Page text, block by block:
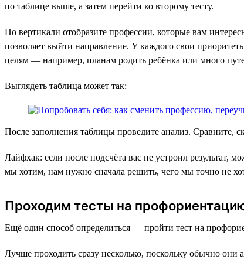
по таблице выше, а затем перейти ко второму тесту.
По вертикали отобразите профессии, которые вам
позволяет выйти направление. У каждого свои
целям — например, планам родить ребёнка или много
Выглядеть таблица может так:
После заполнения таблицы проведите анализ. Сравните,
Лайфхак: если после подсчёта вас не устроил результат,
мы хотим, нам нужно сначала решить, чего мы точно не
Проходим тесты на
Ещё один способ определиться — пройти тест на
Лучше проходить сразу несколько, поскольку обычно